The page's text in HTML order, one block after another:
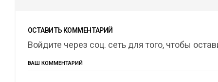
ОСТАВИТЬ КОММЕНТАРИЙ
Войдите через соц. сеть для того, чтобы
ВАШ КОММЕНТАРИЙ